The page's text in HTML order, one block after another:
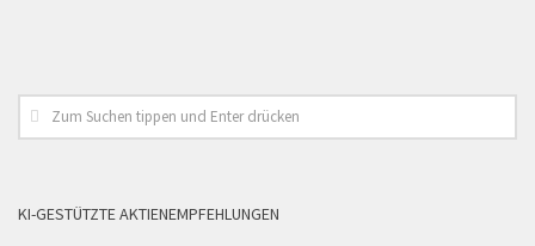
KI-GESTÜTZTE AKTIENEMPFEHLUNGEN